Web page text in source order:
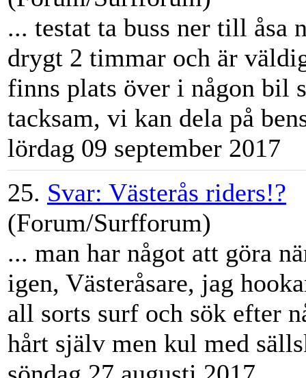
... testat ta buss ner till åsa
drygt 2 timmar och är
finns plats över i någon bil
tacksam, vi kan dela på
lördag 09 september 2017
25. Svar: Västerås riders!?
(Forum/Surfforum)
... man har något att göra
igen, Västeråsare, jag
all sorts surf och sök efter
hårt själv men kul med